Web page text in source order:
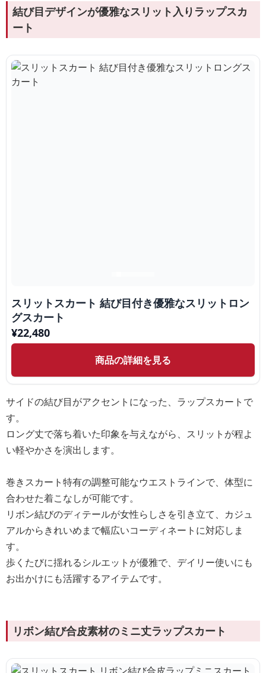
結び目デザインが優雅なスリット入りラップスカ
ート
スリットスカート 結び目付き優雅なスリットロン
グスカート
¥22,480
商品の詳細を見る
サイドの結び目がアクセントになった、ラップスカートで
す。
ロング丈で落ち着いた印象を与えながら、スリットが程よ
い軽やかさを演出します。
巻きスカート特有の調整可能なウエストラインで、体型に
合わせた着こなしが可能です。
リボン結びのディテールが女性らしさを引き立て、カジュ
アルからきれいめまで幅広いコーディネートに対応しま
す。
歩くたびに揺れるシルエットが優雅で、デイリー使いにも
お出かけにも活躍するアイテムです。
リボン結び合皮素材のミニ丈ラップスカート